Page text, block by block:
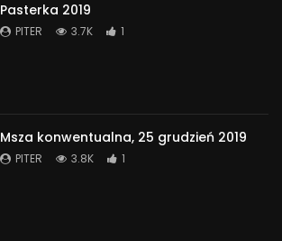
Pasterka 2019
PITER 3.7K 1
Msza konwentualna, 25 grudzień 2019
PITER 3.8K 1